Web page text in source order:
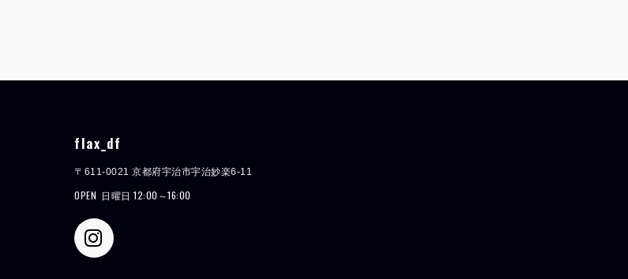
flax_df
〒611-0021 京都府宇治市宇治妙楽6-11
OPEN 日曜日 12:00～16:00